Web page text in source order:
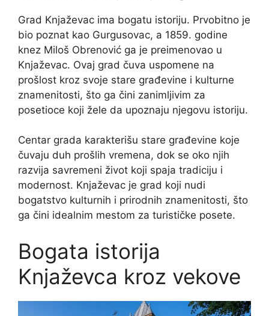
Grad Knjaževac ima bogatu istoriju. Prvobitno je
bio poznat kao Gurgusovac, a 1859. godine
knez Miloš Obrenović ga je preimenovao u
Knjaževac. Ovaj grad čuva uspomene na
prošlost kroz svoje stare građevine i kulturne
znamenitosti, što ga čini zanimljivim za
posetioce koji žele da upoznaju njegovu istoriju.
Centar grada karakterišu stare građevine koje
čuvaju duh prošlih vremena, dok se oko njih
razvija savremeni život koji spaja tradiciju i
modernost. Knjaževac je grad koji nudi
bogatstvo kulturnih i prirodnih znamenitosti, što
ga čini idealnim mestom za turističke posete.
Bogata istorija
Knjaževca kroz vekove